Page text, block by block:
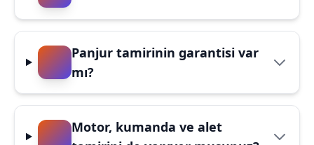
Panjur tamirinin garantisi var
mı?
Motor, kumanda ve alet